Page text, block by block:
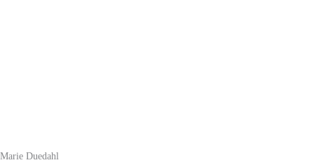
Marie Duedahl